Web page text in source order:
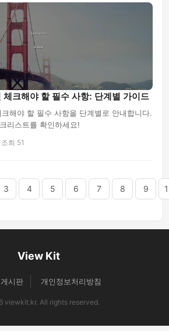
체크해야 할 필수 사항: 단계별 가이드
해야 할 필수 사항을 단계별로 안내합니다.
리스트를 확인하세요!
조회 51
3 4 5 6 7 8 9
View Kit
게시판 개인정보처리방침
viewkit.kr. All rights reserved.